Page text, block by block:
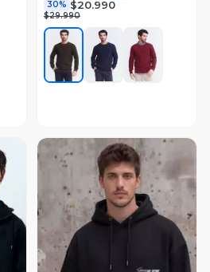
30% $20.990
$29.990